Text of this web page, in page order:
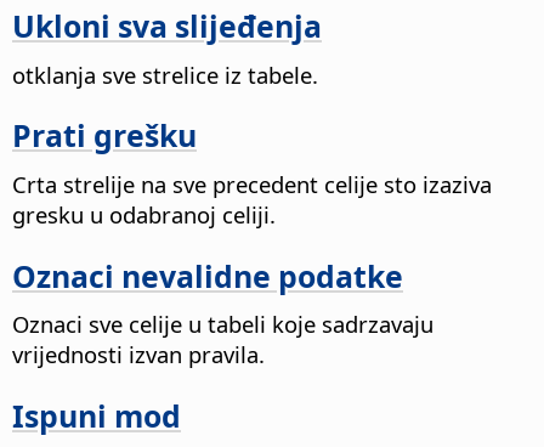
Ukloni sva slijeđenja
otklanja sve strelice iz tabele.
Prati grešku
Crta strelije na sve precedent celije sto izaziva
gresku u odabranoj celiji.
Oznaci nevalidne podatke
Oznaci sve celije u tabeli koje sadrzavaju
vrijednosti izvan pravila.
Ispuni mod